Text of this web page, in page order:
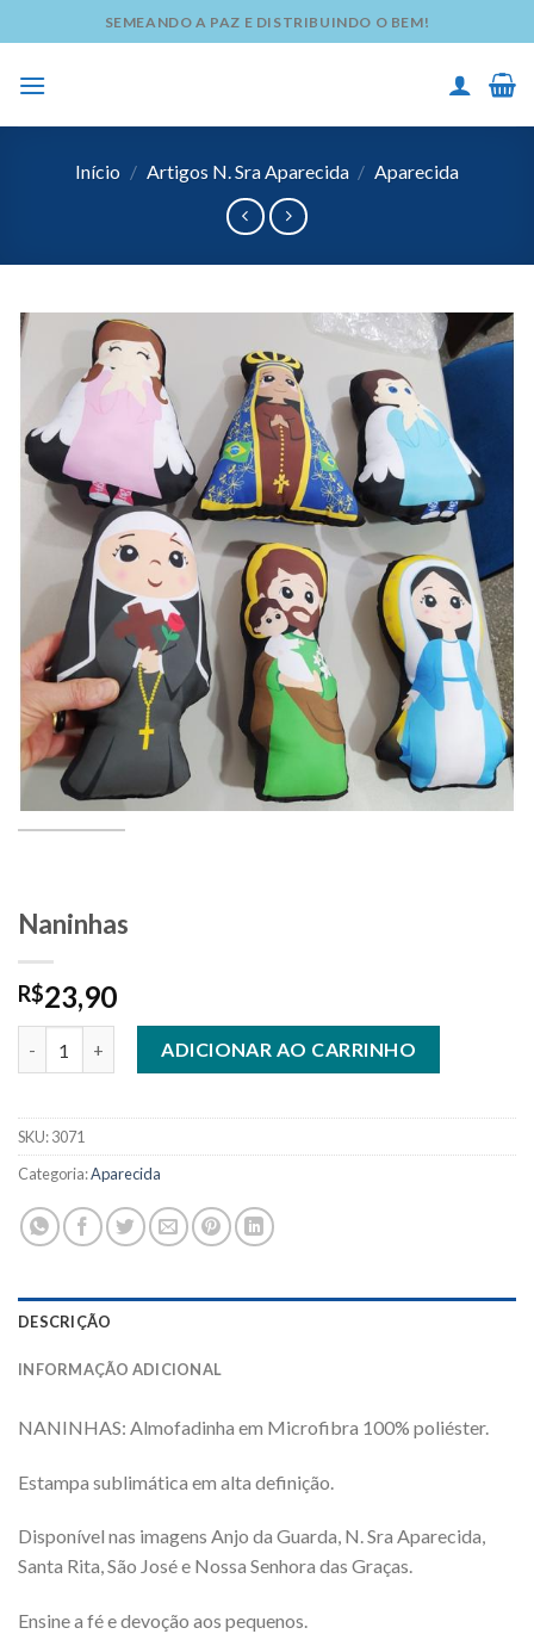
to
content
SEMEANDO A PAZ E DISTRIBUINDO O BEM!
Início / Artigos N. Sra Aparecida / Aparecida
Naninhas
R$23,90
ADICIONAR AO CARRINHO
SKU:3071
Categoria:Aparecida
DESCRIÇÃO
INFORMAÇÃO ADICIONAL
NANINHAS: Almofadinha em Microfibra 100% poliéster.
Estampa sublimática em alta definição.
Disponível nas imagens Anjo da Guarda, N. Sra Aparecida,
Santa Rita, São José e Nossa Senhora das Graças.
Ensine a fé e devoção aos pequenos.